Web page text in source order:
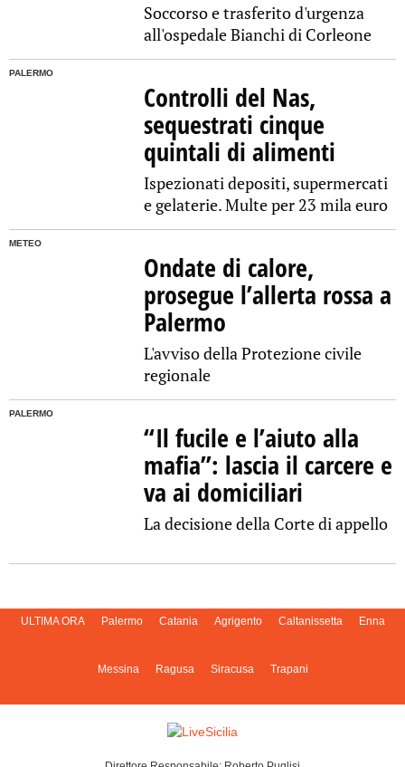
Soccorso e trasferito d'urgenza
all'ospedale Bianchi di Corleone
PALERMO
Controlli del Nas,
sequestrati cinque
quintali di alimenti
Ispezionati depositi, supermercati
e gelaterie. Multe per 23 mila euro
METEO
Ondate di calore,
prosegue l’allerta rossa a
Palermo
L'avviso della Protezione civile
regionale
PALERMO
“Il fucile e l’aiuto alla
mafia”: lascia il carcere e
va ai domiciliari
La decisione della Corte di appello
ULTIMA ORA Palermo Catania Agrigento Caltanissetta Enna
Messina Ragusa Siracusa Trapani